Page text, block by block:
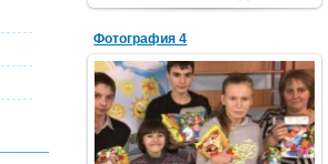
Фотография 4
29.12.2018